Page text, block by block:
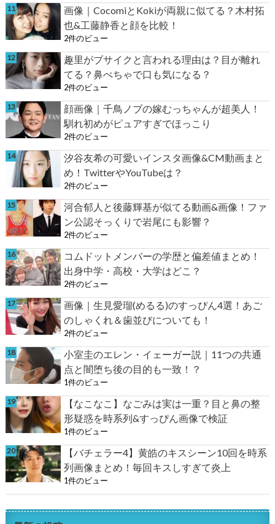
画像｜CocomiとKokiが両親に似てる？木村拓
也&工藤静香と顔を比較！
2件のビュー
趣里がブサイクと言われる理由は？目が離れ
てる？鼻ぺちゃで口も気になる？
2件のビュー
顔画像｜千鳥ノブの嫁むっちゃんが超美人！
馴れ初めがピュアすぎでほっこり
2件のビュー
汐谷友希の可愛いインスタ画像&CM動画まと
め！TwitterやYouTubeは？
2件のビュー
河合郁人と後藤輝基が似てる動画&画像！ファ
ン公認そっくりで岩尾にも影響？
2件のビュー
コムドットメンバーの学歴と偏差値まとめ！
出身中学・高校・大学はどこ？
2件のビュー
画像｜生見愛瑠(めるる)のすっぴん4選！あご
のしゃくれ＆歯並びについても！
2件のビュー
小室圭のエレン・イェーガー説｜11つの共通
点と闇堕ち後の目的も一致！？
1件のビュー
【なこなこ】なごみは実は一重？目と鼻の整
形疑惑を時系列&すっぴん画像で検証
1件のビュー
【バチェラー4】黄皓のキスシーン10回を時系
列画像まとめ！毎回キスしすぎて炎上
1件のビュー